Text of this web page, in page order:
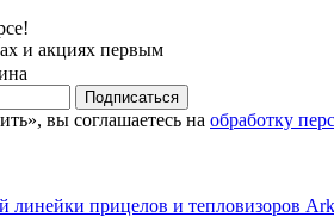
и акциях первым
вы соглашаетесь на обработку
линейки прицелов и тепловизоров